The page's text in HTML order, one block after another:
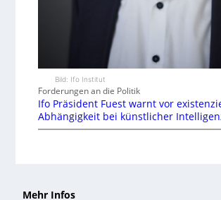
Bild: Ifo Institut
Forderungen an die Politik
Ifo Präsident Fuest warnt vor
Abhängigkeit bei künstlicher
Mehr Infos